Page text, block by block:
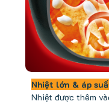
Nhiệt lớn & áp
Nhiệt được thêm